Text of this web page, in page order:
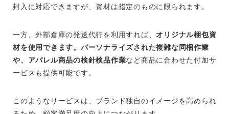
封入に対応できますが、資材は指定のものに限られます。
一方、外部倉庫の発送代行を利用すれば、オリジナル梱包資
材を使用できます。パーソナライズされた複雑な同梱作業
や、アパレル商品の検針検品作業など商品に合わせた付加サ
ービスも提供可能です。
このようなサービスは、ブランド独自のイメージを高められ